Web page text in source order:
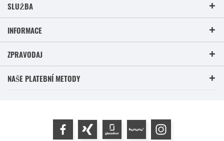
SLUŽBA
INFORMACE
ZPRAVODAJ
NAŠE PLATEBNÍ METODY